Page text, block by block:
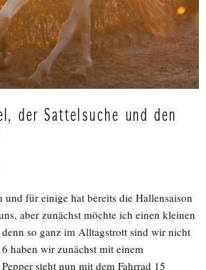
der Sattelsuche und den
für einige hat bereits die Hallensaison
aber zunächst möchte ich einen kleinen
so ganz im Alltagstrott sind wir nicht
haben wir zunächst mit einem
steht nun mit dem Fahrrad 15